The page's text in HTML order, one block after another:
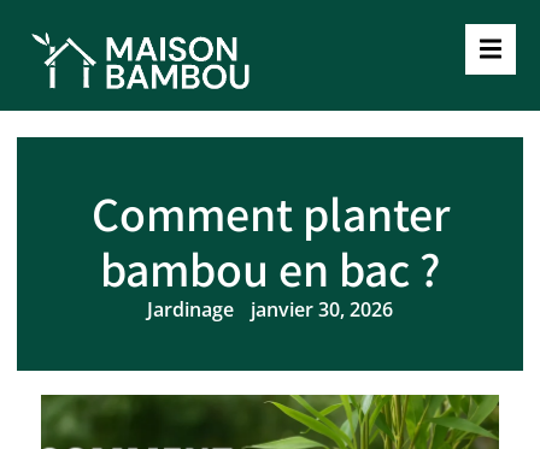
Comment planter
bambou en bac ?
Jardinage janvier 30, 2026